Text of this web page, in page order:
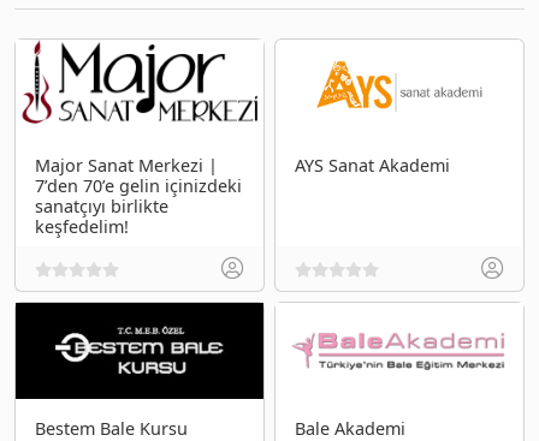
Major Sanat Merkezi |
7’den 70’e gelin içinizdeki
sanatçıyı birlikte
keşfedelim!
AYS Sanat Akademi
Bestem Bale Kursu Bale Akademi